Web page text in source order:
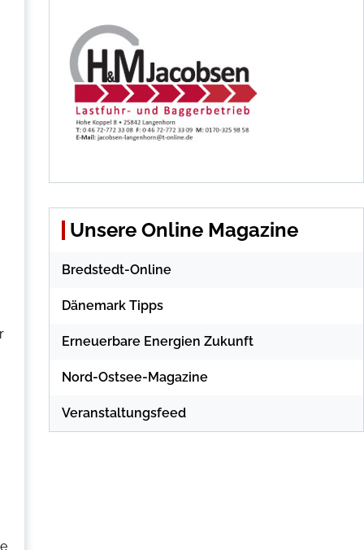
Unsere Online Magazine
Bredstedt-Online
Dänemark Tipps
Erneuerbare Energien Zukunft
Nord-Ostsee-Magazine
Veranstaltungsfeed